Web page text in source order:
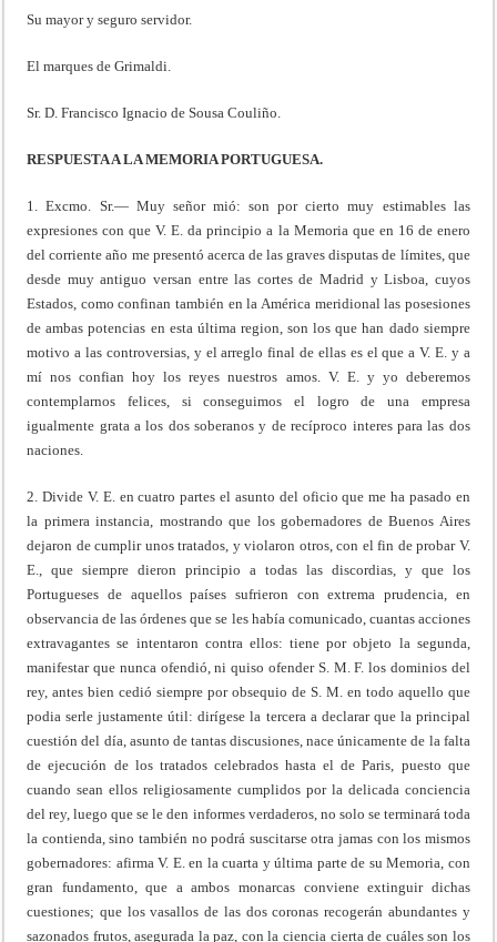
Su mayor y seguro servidor.
El marques de Grimaldi.
Sr. D. Francisco Ignacio de Sousa Couliño.
RESPUESTA A LA MEMORIA PORTUGUESA.
1. Excmo. Sr.— Muy señor mió: son por cierto muy estimables las
expresiones con que V. E. da principio a la Memoria que en 16 de enero
del corriente año me presentó acerca de las graves disputas de límites, que
desde muy antiguo versan entre las cortes de Madrid y Lisboa, cuyos
Estados, como confinan también en la América meridional las posesiones
de ambas potencias en esta última region, son los que han dado siempre
motivo a las controversias, y el arreglo final de ellas es el que a V. E. y a
mí nos confian hoy los reyes nuestros amos. V. E. y yo deberemos
contemplarnos felices, si conseguimos el logro de una empresa
igualmente grata a los dos soberanos y de recíproco interes para las dos
naciones.
2. Divide V. E. en cuatro partes el asunto del oficio que me ha pasado en
la primera instancia, mostrando que los gobernadores de Buenos Aires
dejaron de cumplir unos tratados, y violaron otros, con el fin de probar V.
E., que siempre dieron principio a todas las discordias, y que los
Portugueses de aquellos países sufrieron con extrema prudencia, en
observancia de las órdenes que se les había comunicado, cuantas acciones
extravagantes se intentaron contra ellos: tiene por objeto la segunda,
manifestar que nunca ofendió, ni quiso ofender S. M. F. los dominios del
rey, antes bien cedió siempre por obsequio de S. M. en todo aquello que
podia serle justamente útil: dirígese la tercera a declarar que la principal
cuestión del día, asunto de tantas discusiones, nace únicamente de la falta
de ejecución de los tratados celebrados hasta el de Paris, puesto que
cuando sean ellos religiosamente cumplidos por la delicada conciencia
del rey, luego que se le den informes verdaderos, no solo se terminará toda
la contienda, sino también no podrá suscitarse otra jamas con los mismos
gobernadores: afirma V. E. en la cuarta y última parte de su Memoria, con
gran fundamento, que a ambos monarcas conviene extinguir dichas
cuestiones; que los vasallos de las dos coronas recogerán abundantes y
sazonados frutos, asegurada la paz, con la ciencia cierta de cuáles son los